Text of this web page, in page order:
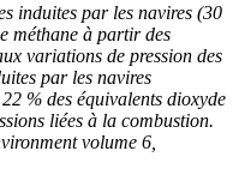
induites par les navires (30
méthane à partir des
variations de pression des
par les navires
% des équivalents dioxyde
liées à la combustion.
volume 6,